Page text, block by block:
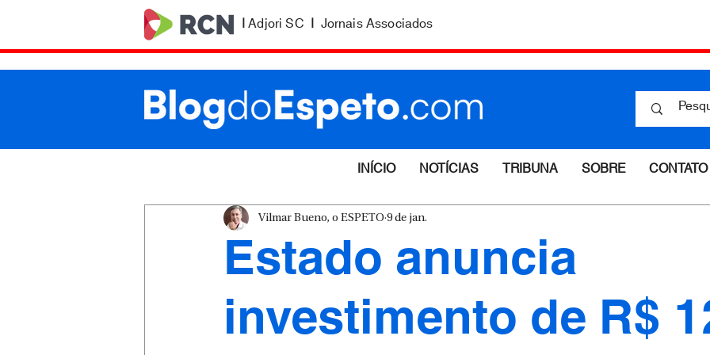
|Adjori SC | Jornais Associados
INÍCIO NOTÍCIAS TRIBUNA SOBRE CONTATO
Estado anuncia
investimento de R$
Vilmar Bueno, o ESPETO 9 de jan.